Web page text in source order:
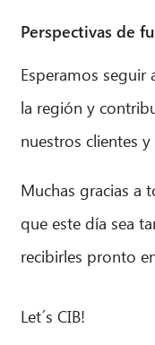
Perspectivas de
Esperamos seguir
la región y
nuestros clientes y
Muchas gracias a
que este día sea
recibirles pronto
Let´s CIB!